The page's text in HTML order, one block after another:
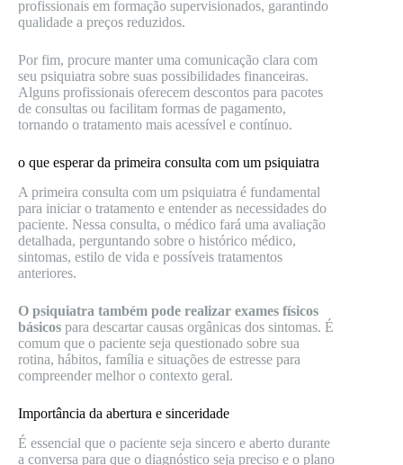
profissionais em formação supervisionados, garantindo
qualidade a preços reduzidos.
Por fim, procure manter uma comunicação clara com
seu psiquiatra sobre suas possibilidades financeiras.
Alguns profissionais oferecem descontos para pacotes
de consultas ou facilitam formas de pagamento,
tornando o tratamento mais acessível e contínuo.
o que esperar da primeira consulta com um psiquiatra
A primeira consulta com um psiquiatra é fundamental
para iniciar o tratamento e entender as necessidades do
paciente. Nessa consulta, o médico fará uma avaliação
detalhada, perguntando sobre o histórico médico,
sintomas, estilo de vida e possíveis tratamentos
anteriores.
O psiquiatra também pode realizar exames físicos
básicos para descartar causas orgânicas dos sintomas. É
comum que o paciente seja questionado sobre sua
rotina, hábitos, família e situações de estresse para
compreender melhor o contexto geral.
Importância da abertura e sinceridade
É essencial que o paciente seja sincero e aberto durante
a conversa para que o diagnóstico seja preciso e o plano